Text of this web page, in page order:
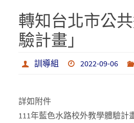
轉知台北市公
驗計畫」
訓導組 2022-09-06
詳如附件
111年藍色水路校外教學體驗計